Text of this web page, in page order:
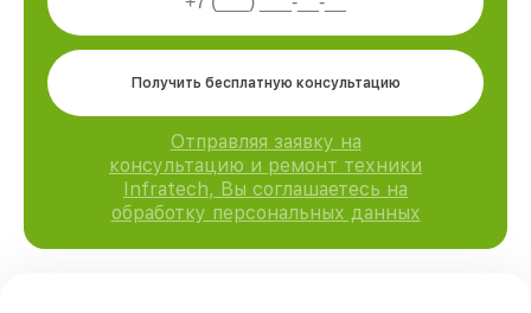
Получить бесплатную консультацию
Отправляя заявку на
консультацию и ремонт техники
Infratech, Вы соглашаетесь на
обработку персональных данных